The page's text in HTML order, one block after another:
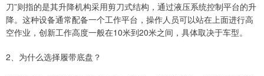
刀”则指的是其升降机构采用剪刀式结构，通过液压系统控制平台的升
降。这种设备通常配备一个工作平台，操作人员可以站在上面进行高
空作业，创新工作高度一般在10米到20米之间，具体取决于车型。
2、为什么选择履带底盘？